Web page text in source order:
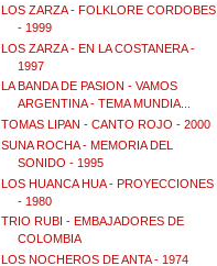
LOS ZARZA - FOLKLORE CORDOBES
- 1999
LOS ZARZA - EN LA COSTANERA -
1997
LA BANDA DE PASION - VAMOS
ARGENTINA - TEMA MUNDIA...
TOMAS LIPAN - CANTO ROJO - 2000
SUNA ROCHA - MEMORIA DEL
SONIDO - 1995
LOS HUANCA HUA - PROYECCIONES
- 1980
TRIO RUBI - EMBAJADORES DE
COLOMBIA
LOS NOCHEROS DE ANTA - 1974